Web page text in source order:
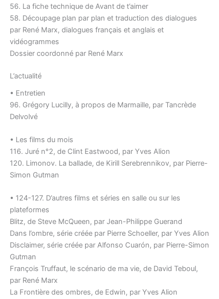
56. La fiche technique de Avant de t’aimer
58. Découpage plan par plan et traduction des dialogues
par René Marx, dialogues français et anglais et
vidéogrammes
Dossier coordonné par René Marx
L’actualité
• Entretien
96. Grégory Lucilly, à propos de Marmaille, par Tancrède
Delvolvé
• Les films du mois
116. Juré n°2, de Clint Eastwood, par Yves Alion
120. Limonov. La ballade, de Kirill Serebrennikov, par Pierre-
Simon Gutman
• 124-127. D’autres films et séries en salle ou sur les
plateformes
Blitz, de Steve McQueen, par Jean-Philippe Guerand
Dans l’ombre, série créée par Pierre Schoeller, par Yves Alion
Disclaimer, série créée par Alfonso Cuarón, par Pierre-Simon
Gutman
François Truffaut, le scénario de ma vie, de David Teboul,
par René Marx
La Frontière des ombres, de Edwin, par Yves Alion